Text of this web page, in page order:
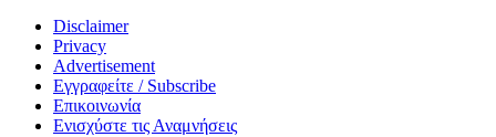
Disclaimer
Privacy
Advertisement
Εγγραφείτε / Subscribe
Επικοινωνία
Ενισχύστε τις Αναμνήσεις